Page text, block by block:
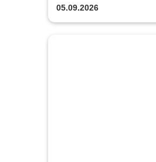
05.09.2026